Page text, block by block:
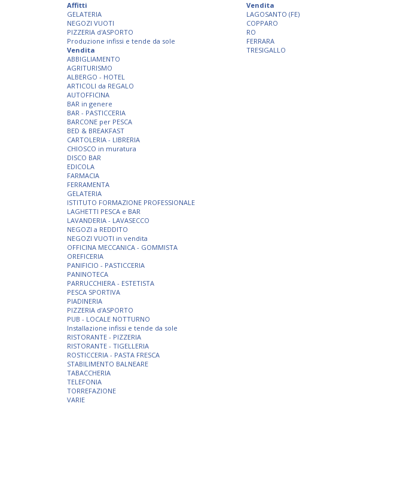
Affitti
GELATERIA
NEGOZI VUOTI
PIZZERIA d'ASPORTO
Produzione infissi e tende da sole
Vendita
ABBIGLIAMENTO
AGRITURISMO
ALBERGO - HOTEL
ARTICOLI da REGALO
AUTOFFICINA
BAR in genere
BAR - PASTICCERIA
BARCONE per PESCA
BED & BREAKFAST
CARTOLERIA - LIBRERIA
CHIOSCO in muratura
DISCO BAR
EDICOLA
FARMACIA
FERRAMENTA
GELATERIA
ISTITUTO FORMAZIONE PROFESSIONALE
LAGHETTI PESCA e BAR
LAVANDERIA - LAVASECCO
NEGOZI a REDDITO
NEGOZI VUOTI in vendita
OFFICINA MECCANICA - GOMMISTA
OREFICERIA
PANIFICIO - PASTICCERIA
PANINOTECA
PARRUCCHIERA - ESTETISTA
PESCA SPORTIVA
PIADINERIA
PIZZERIA d'ASPORTO
PUB - LOCALE NOTTURNO
Installazione infissi e tende da sole
RISTORANTE - PIZZERIA
RISTORANTE - TIGELLERIA
ROSTICCERIA - PASTA FRESCA
STABILIMENTO BALNEARE
TABACCHERIA
TELEFONIA
TORREFAZIONE
VARIE
Vendita
LAGOSANTO (FE)
COPPARO
RO
FERRARA
TRESIGALLO